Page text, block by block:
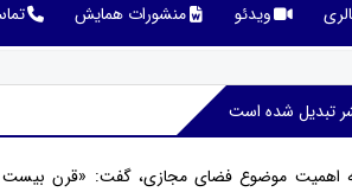
ویدئو منشورات همایش
تبدیل شده است
به اهمیت موضوع فضای مجازی، گفت: «قرن بیست